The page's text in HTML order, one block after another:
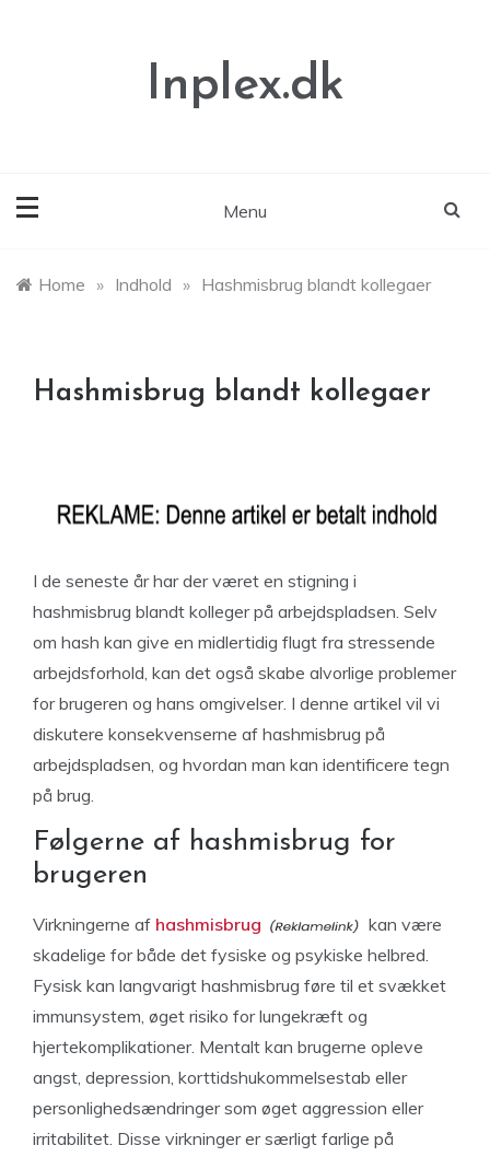
Inplex.dk
Menu
Home » Indhold » Hashmisbrug blandt kollegaer
Hashmisbrug blandt kollegaer
I de seneste år har der været en stigning i
hashmisbrug blandt kolleger på arbejdspladsen. Selv
om hash kan give en midlertidig flugt fra stressende
arbejdsforhold, kan det også skabe alvorlige problemer
for brugeren og hans omgivelser. I denne artikel vil vi
diskutere konsekvenserne af hashmisbrug på
arbejdspladsen, og hvordan man kan identificere tegn
på brug.
Følgerne af hashmisbrug for
brugeren
Virkningerne af hashmisbrug
kan være
skadelige for både det fysiske og psykiske helbred.
Fysisk kan langvarigt hashmisbrug føre til et svækket
immunsystem, øget risiko for lungekræft og
hjertekomplikationer. Mentalt kan brugerne opleve
angst, depression, korttidshukommelsestab eller
personlighedsændringer som øget aggression eller
irritabilitet. Disse virkninger er særligt farlige på